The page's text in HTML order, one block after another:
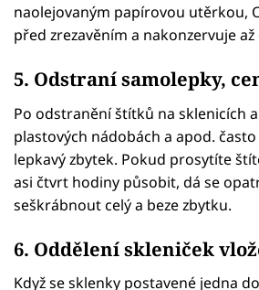
naolejovaným papírovou utěrkou,
před zrezavěním a nakonzervuje
5. Odstraní samolepky,
Po odstranění štítků na sklenicích
plastových nádobách a apod.
lepkavý zbytek. Pokud prosytíte
asi čtvrt hodiny působit, dá se
seškrábnout celý a beze zbytku.
6. Oddělení skleniček
Když se sklenky postavené jedna